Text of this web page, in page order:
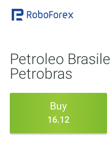
Petroleo
Petrobras
Buy
16.12